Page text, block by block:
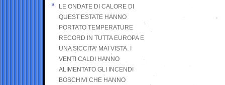
LE ONDATE DI CALORE DI
QUEST’ESTATE HANNO
PORTATO TEMPERATURE
RECORD IN TUTTA EUROPA E
UNA SICCITA’ MAI VISTA. I
VENTI CALDI HANNO
ALIMENTATO GLI INCENDI
BOSCHIVI CHE HANNO